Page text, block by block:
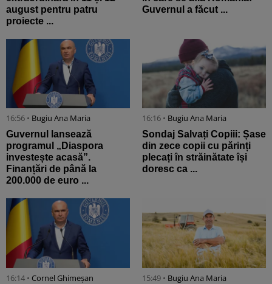
august pentru patru
proiecte ...
Guvernul a făcut ...
16:56 • Bugiu ⁠Ana Maria
Guvernul lansează
programul „Diaspora
investește acasă”.
Finanțări de până la
200.000 de euro ...
16:16 • Bugiu ⁠Ana Maria
Sondaj Salvați Copiii: Șase
din zece copii cu părinți
plecați în străinătate își
doresc ca ...
16:14 • Cornel Ghimeșan 15:49 • Bugiu ⁠Ana Maria